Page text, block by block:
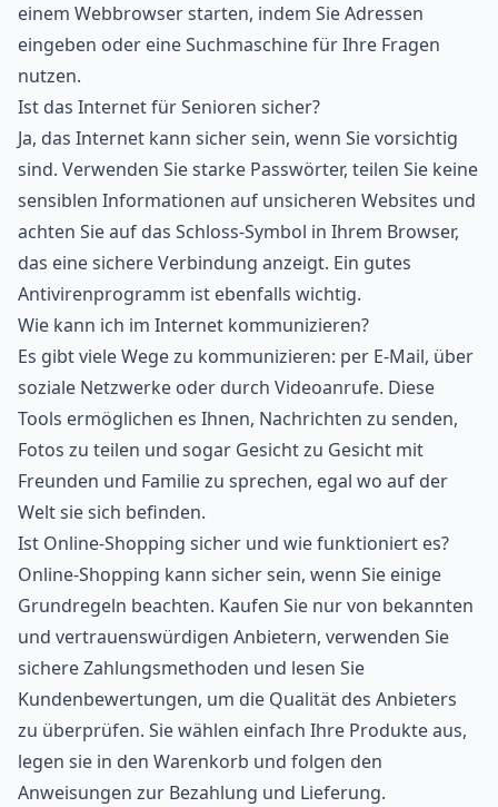
einem Webbrowser starten, indem Sie Adressen
eingeben oder eine Suchmaschine für Ihre Fragen
nutzen.
Ist das Internet für Senioren sicher?
Ja, das Internet kann sicher sein, wenn Sie vorsichtig
sind. Verwenden Sie starke Passwörter, teilen Sie keine
sensiblen Informationen auf unsicheren Websites und
achten Sie auf das Schloss-Symbol in Ihrem Browser,
das eine sichere Verbindung anzeigt. Ein gutes
Antivirenprogramm ist ebenfalls wichtig.
Wie kann ich im Internet kommunizieren?
Es gibt viele Wege zu kommunizieren: per E-Mail, über
soziale Netzwerke oder durch Videoanrufe. Diese
Tools ermöglichen es Ihnen, Nachrichten zu senden,
Fotos zu teilen und sogar Gesicht zu Gesicht mit
Freunden und Familie zu sprechen, egal wo auf der
Welt sie sich befinden.
Ist Online-Shopping sicher und wie funktioniert es?
Online-Shopping kann sicher sein, wenn Sie einige
Grundregeln beachten. Kaufen Sie nur von bekannten
und vertrauenswürdigen Anbietern, verwenden Sie
sichere Zahlungsmethoden und lesen Sie
Kundenbewertungen, um die Qualität des Anbieters
zu überprüfen. Sie wählen einfach Ihre Produkte aus,
legen sie in den Warenkorb und folgen den
Anweisungen zur Bezahlung und Lieferung.